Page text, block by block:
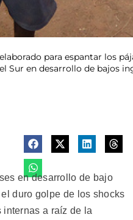
para espantar los
en desarrollo de bajos
en desarrollo de bajo
duro golpe de los shocks
internas a raíz de la